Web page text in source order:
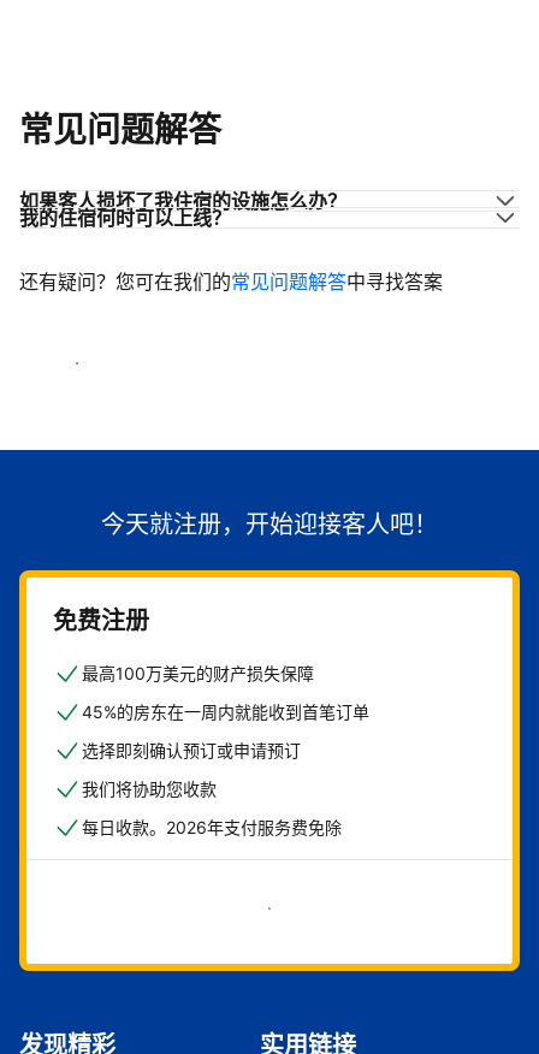
常见问题解答
如果客人损坏了我住宿的设施怎么办？
我的住宿何时可以上线？
还有疑问？您可在我们的常见问题解答中寻找答案
开始迎客
今天就注册，开始迎接客人吧！
免费注册
最高100万美元的财产损失保障
45%的房东在一周内就能收到首笔订单
选择即刻确认预订或申请预订
我们将协助您收款
每日收款。2026年支付服务费免除
立即开始
发现精彩 实用链接